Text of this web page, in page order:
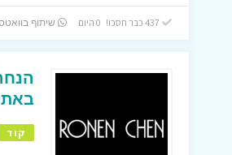
שיתוף
קוד